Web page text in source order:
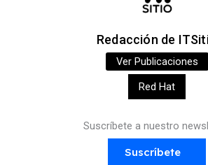
Redacción de
Ver Publicaciones
Red Hat
Suscríbete a nuestro
Suscríbete